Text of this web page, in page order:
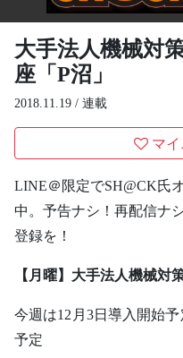
大手法人機械対
座「P沼」
2018.11.19 / 連載
マ
LINE＠限定でSH@CK氏
中。予告ナシ！再配信ナ
登録を！
【月曜】大手法人機械対
今週は12月3日導入開始
予定